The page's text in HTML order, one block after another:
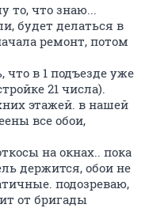
то, что знаю...
будет делаться в
ремонт, потом
что в 1 подъезде уже
21 числа).
этажей. в нашей
все обои,
на окнах.. пока
держится, обои не
подозреваю,
от бригады